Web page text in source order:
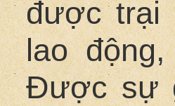
được trại
lao
Được sự